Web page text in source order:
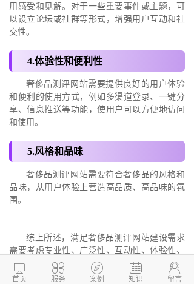
用感受和见解。对于一些重要事件或主题，可
以设立论坛或社群等形式，增强用户互动和社
交性。
4.体验性和便利性
奢侈品测评网站需要提供良好的用户体验
和便利的使用方式，例如多渠道登录、一键分
享、信息推送等功能，使用户可以方便地访问
和使用。
5.风格和品味
奢侈品测评网站需要符合奢侈品的风格和
品味，从用户体验上营造高品质、高品味的氛
围。
综上所述，满足奢侈品测评网站建设需求
需要考虑专业性、广泛性、互动性、体验性、
风格和品味等方面，将不同的方面结合起来，
使网站成为用户获取奢侈品信息和交流。

首页

服务

案例

知识

留言